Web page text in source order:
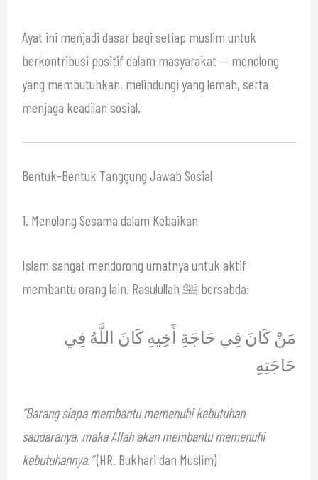
Ayat ini menjadi dasar bagi setiap muslim untuk
berkontribusi positif dalam masyarakat — menolong
yang membutuhkan, melindungi yang lemah, serta
menjaga keadilan sosial.
Bentuk-Bentuk Tanggung Jawab Sosial
1. Menolong Sesama dalam Kebaikan
Islam sangat mendorong umatnya untuk aktif
membantu orang lain. Rasulullah ﷺ bersabda:
مَنْ كَانَ فِي حَاجَةِ أَخِيهِ كَانَ اللَّهُ فِي
حَاجَتِهِ
“Barang siapa membantu memenuhi kebutuhan
saudaranya, maka Allah akan membantu memenuhi
kebutuhannya.”(HR. Bukhari dan Muslim)